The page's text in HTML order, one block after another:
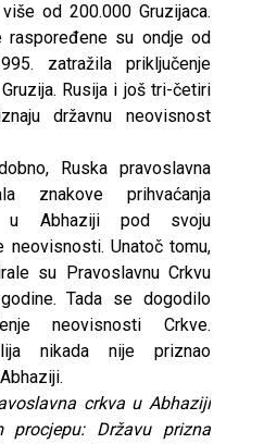
od 200.000 Gruzijaca.
raspoređene su ondje od
zatražila priključenje
Rusija i još tri-četiri
državnu neovisnost
Ruska pravoslavna
znakove prihvaćanja
u Abhaziji pod svoju
neovisnosti. Unatoč tomu,
su Pravoslavnu Crkvu
Tada se dogodilo
neovisnosti Crkve.
nikada nije priznao
crkva u Abhaziji
Državu prizna